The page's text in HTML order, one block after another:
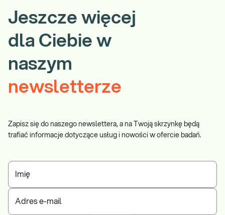
Jeszcze więcej
dla Ciebie w
naszym
newsletterze
Zapisz się do naszego newslettera, a na Twoją skrzynkę będą
trafiać informacje dotyczące usług i nowości w ofercie badań.
Imię
Adres e-mail